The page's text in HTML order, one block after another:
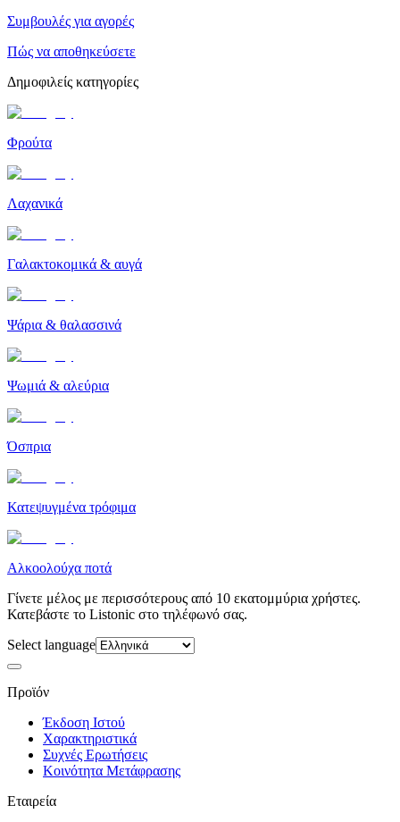
Συμβουλές για αγορές
Πώς να αποθηκεύσετε
Δημοφιλείς κατηγορίες
Φρούτα
Λαχανικά
Γαλακτοκομικά & αυγά
Ψάρια & θαλασσινά
Ψωμιά & αλεύρια
Όσπρια
Κατεψυγμένα τρόφιμα
Αλκοολούχα ποτά
Γίνετε μέλος με περισσότερους από 10 εκατομμύρια χρήστες.
Κατεβάστε το Listonic στο τηλέφωνό σας.
Select language
Προϊόν
Έκδοση Ιστού
Χαρακτηριστικά
Συχνές Ερωτήσεις
Κοινότητα Μετάφρασης
Εταιρεία